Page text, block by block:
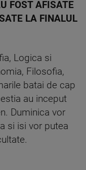
FOST AFISATE
LA FINALUL
Logica si
Filosofia,
batai de cap
au inceput
Duminica vor
si isi vor putea